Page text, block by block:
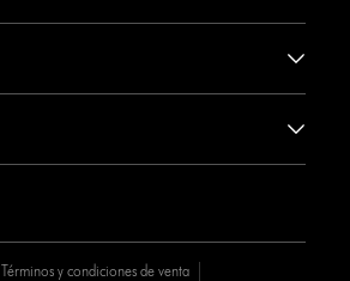
Términos y condiciones de venta